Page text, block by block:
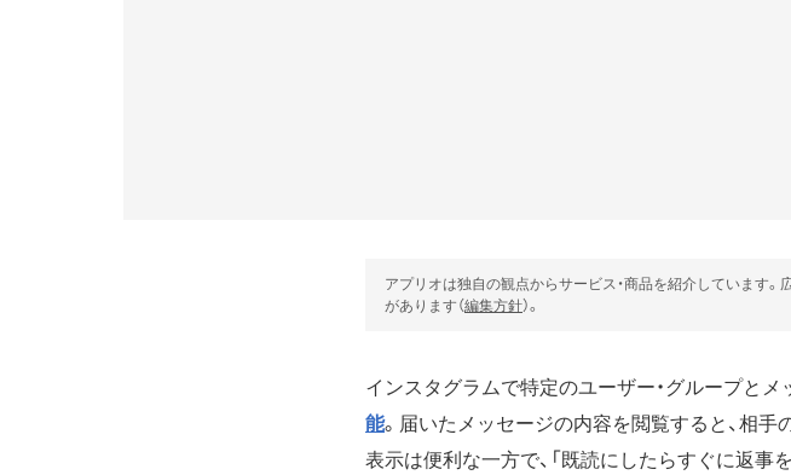
アプリオは独自の観点からサービス・商品を紹介しています。
があります（編集方針）。
インスタグラムで特定のユーザー・グループとメ
能。届いたメッセージの内容を閲覧すると、相手
表示は便利な一方で、「既読にしたらすぐに返事